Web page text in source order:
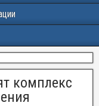
комплекс